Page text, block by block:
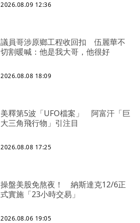
2026.08.09 12:36
議員哥涉原鄉工程收回扣 伍麗華不
切割暖喊：他是我大哥，他很好
2026.08.08 18:09
美釋第5波「UFO檔案」 阿富汗「巨
大三角飛行物」引注目
2026.08.08 17:25
操盤美股免熬夜！ 納斯達克12/6正
式實施「23小時交易」
2026.08.06 19:05